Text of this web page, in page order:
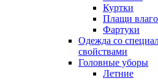
Куртки
Плащи
Фартуки
Одежда со
свойствами
Головные уборы
Летние